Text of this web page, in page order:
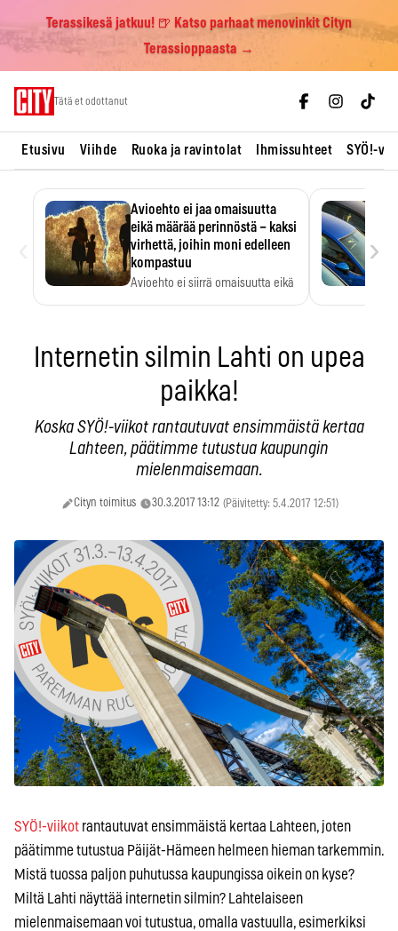
Terassikesä jatkuu! 🍺 Katso parhaat menovinkit Cityn
Terassioppaasta →
Tätä et odottanut
Etusivu Viihde Ruoka ja ravintolat Ihmissuhteet SYÖ!-
Avioehto ei jaa omaisuutta
eikä määrää perinnöstä – kaksi
virhettä, joihin moni edelleen
kompastuu
Avioehto ei siirrä omaisuutta eikä
›
Internetin silmin Lahti on upea
paikka!
Koska SYÖ!-viikot rantautuvat ensimmäistä kertaa
Lahteen, päätimme tutustua kaupungin
mielenmaisemaan.
Cityn toimitus 30.3.2017 13:12 (Päivitetty: 5.4.2017 12:51)
SYÖ!-viikot rantautuvat ensimmäistä kertaa Lahteen, joten
päätimme tutustua Päijät-Hämeen helmeen hieman tarkemmin.
Mistä tuossa paljon puhutussa kaupungissa oikein on kyse?
Miltä Lahti näyttää internetin silmin? Lahtelaiseen
mielenmaisemaan voi tutustua, omalla vastuulla, esimerkiksi